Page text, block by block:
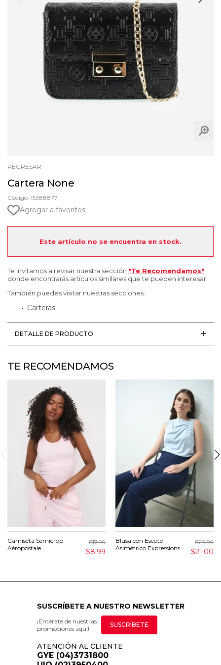
REGRESAR
Cartera None
Código: 15388877
Agregar a favoritos
Este artículo no se encuentra en stock.
Te invitamos a revisar nuestra sección "Te Recomendamos"
donde encontrarás artículos similares que te pueden interesar.
También puedes visitar nuestras secciones:
Carteras
DETALLE DE PRODUCTO
TE RECOMENDAMOS
Camiseta Semicrop
Aéropostale
$17.99
$8.99
Blusa con Escote
Asimétrico Expressions
$29.99
$21.00
SUSCRÍBETE A NUESTRO NEWSLETTER
¡Entérate de nuestras
promociones aquí!
SUSCRÍBETE
ATENCIÓN AL CLIENTE
GYE (04)3731800